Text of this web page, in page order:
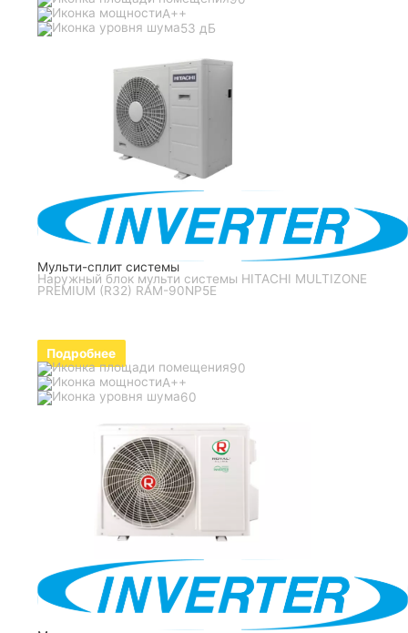
A++
53 дБ
Мульти-сплит системы
Наружный блок мульти системы HITACHI MULTIZONE
PREMIUM (R32) RAM-90NP5E
Подробнее
90
A++
60